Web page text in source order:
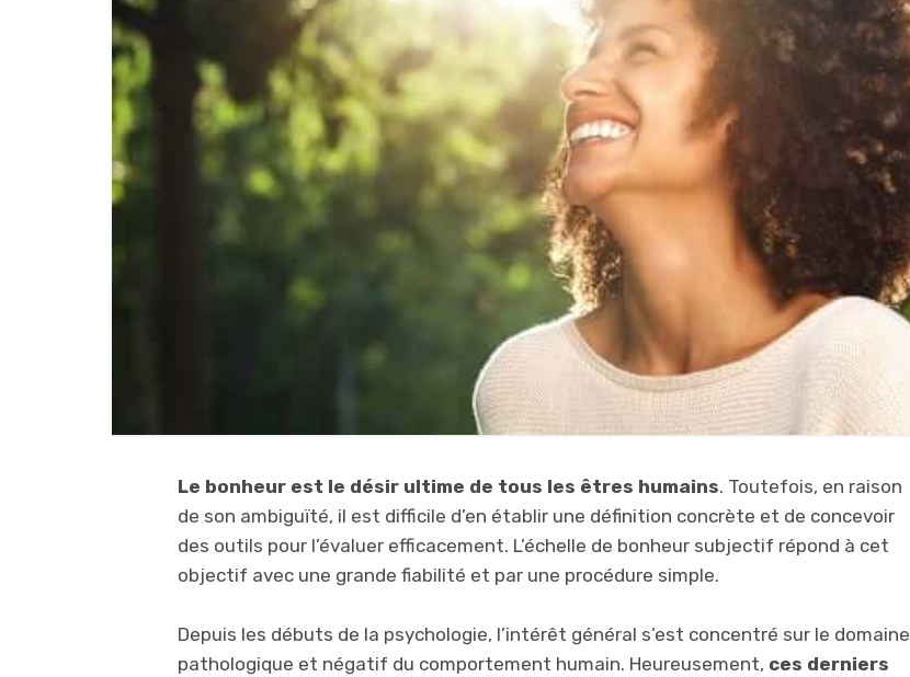
Le bonheur est le désir ultime de tous les êtres humains. Toutefois, en raison
de son ambiguïté, il est difficile d’en établir une définition concrète et de concevoir
des outils pour l’évaluer efficacement. L’échelle de bonheur subjectif répond à cet
objectif avec une grande fiabilité et par une procédure simple.
Depuis les débuts de la psychologie, l’intérêt général s’est concentré sur le domaine
pathologique et négatif du comportement humain. Heureusement, ces derniers